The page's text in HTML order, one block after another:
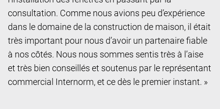
consultation. Comme nous avions peu d’expérience
dans le domaine de la construction de maison, il était
très important pour nous d’avoir un partenaire fiable
à nos côtés. Nous nous sommes sentis très à l’aise
et très bien conseillés et soutenus par le représentant
commercial Internorm, et ce dès le premier instant. »